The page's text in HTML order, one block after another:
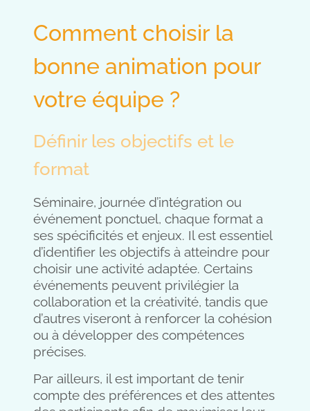
Comment choisir la
bonne animation pour
votre équipe ?
Définir les objectifs et le
format
Séminaire, journée d’intégration ou
événement ponctuel, chaque format a
ses spécificités et enjeux. Il est essentiel
d’identifier les objectifs à atteindre pour
choisir une activité adaptée. Certains
événements peuvent privilégier la
collaboration et la créativité, tandis que
d’autres viseront à renforcer la cohésion
ou à développer des compétences
précises.
Par ailleurs, il est important de tenir
compte des préférences et des attentes